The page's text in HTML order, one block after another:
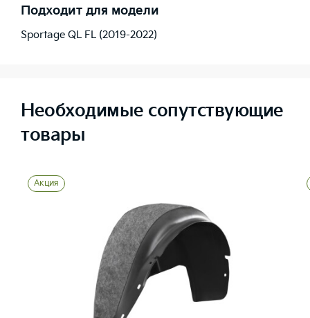
Подходит для модели
Sportage QL FL (2019-2022)
Необходимые сопутствующие
товары
Акция